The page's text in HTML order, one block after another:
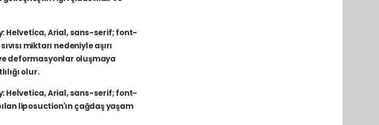
Helvetica,Arial,sans-serif;font-
sıvısı miktarı nedeniyleaşırı
deformasyonlar oluşmaya
olur.
Helvetica,Arial,sans-serif;font-
liposuction'ınçağdaşyaşam